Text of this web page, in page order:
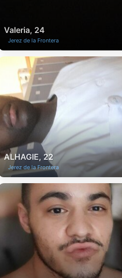
Valeria, 24
Jerez de la Frontera
ALHAGIE, 22
Jerez de la Frontera